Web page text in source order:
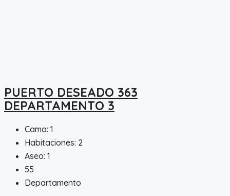
PUERTO DESEADO 363
DEPARTAMENTO 3
Cama: 1
Habitaciones: 2
Aseo: 1
55
Departamento